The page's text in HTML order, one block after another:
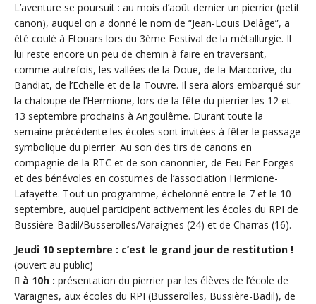
L’aventure se poursuit : au mois d’août dernier un pierrier (petit
canon), auquel on a donné le nom de “Jean-Louis Delâge”, a
été coulé à Etouars lors du 3ème Festival de la métallurgie. Il
lui reste encore un peu de chemin à faire en traversant,
comme autrefois, les vallées de la Doue, de la Marcorive, du
Bandiat, de l’Echelle et de la Touvre. Il sera alors embarqué sur
la chaloupe de l’Hermione, lors de la fête du pierrier les 12 et
13 septembre prochains à Angoulême. Durant toute la
semaine précédente les écoles sont invitées à fêter le passage
symbolique du pierrier. Au son des tirs de canons en
compagnie de la RTC et de son canonnier, de Feu Fer Forges
et des bénévoles en costumes de l’association Hermione-
Lafayette. Tout un programme, échelonné entre le 7 et le 10
septembre, auquel participent activement les écoles du RPI de
Bussière-Badil/Busserolles/Varaignes (24) et de Charras (16).
Jeudi 10 septembre : c’est le grand jour de restitution !
(ouvert au public)
 à 10h : présentation du pierrier par les élèves de l’école de
Varaignes, aux écoles du RPI (Busserolles, Bussière-Badil), de